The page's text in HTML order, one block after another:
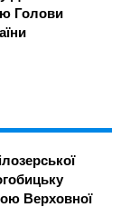
Голови
Верховної